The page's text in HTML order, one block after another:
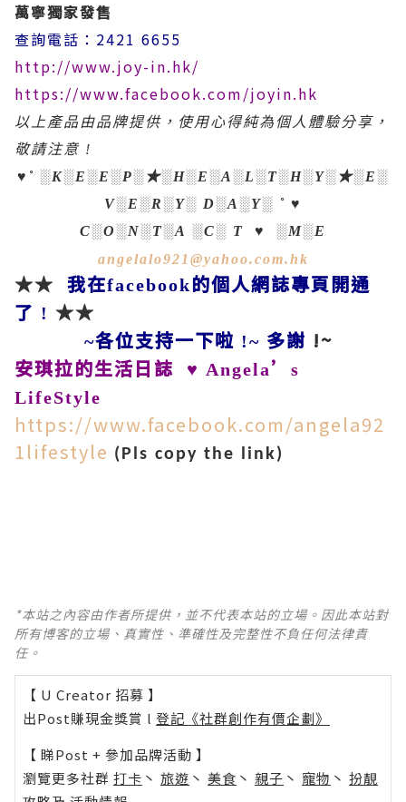
萬寧獨家發售
查詢電話：2421 6655
http://www.joy-in.hk/
https://www.facebook.com/joyin.hk
以上產品由品牌提供，使用心得純為個人體驗分享，
敬請注意 !
♥ ˚ ░K░E ░E ░P░★░H░E ░A ░L ░T░H░Y░★░E ░
V░E ░R ░Y░ D░A ░Y░ ˚ ♥
C░O ░N░T░A ░C░ T ♥ ░M░E
angelalo921@yahoo.com.hk
★★ 我在facebook的個人網誌專頁開通
了 ! ★★
~各位支持一下啦 !~ 多謝 !~
安琪拉的生活日誌
♥ Angela’
s
LifeStyle
https://www.facebook.com/angela92
1lifestyle (Pls copy the link)
*本站之內容由作者所提供，並不代表本站的立場。因此本站對
所有博客的立場、真實性、準確性及完整性不負任何法律責
任。
【 U Creator 招募 】
出Post賺現金獎賞 l 登記《社群創作有價企劃》
【 睇Post + 參加品牌活動 】
瀏覽更多社群 打卡 丶 旅遊 丶 美食 丶 親子 丶 寵物 丶 扮靚